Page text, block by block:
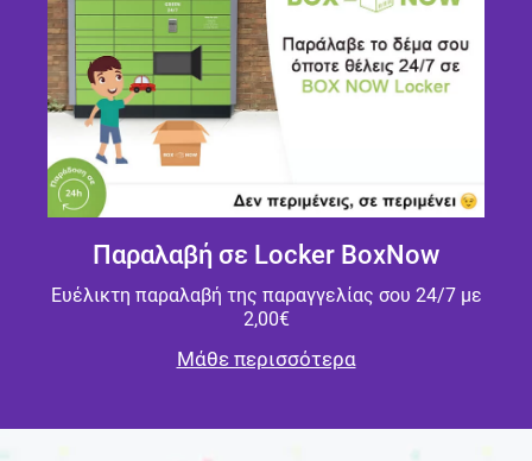
Παραλαβή σε Locker BoxNow
Ευέλικτη παραλαβή της παραγγελίας σου 24/7 με
2,00€
Μάθε περισσότερα